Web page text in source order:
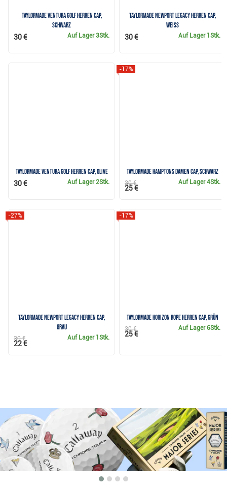
TaylorMade Ventura Golf Herren Cap,
schwarz
Auf Lager3Stk.
30 €
TaylorMade Newport Legacy Herren Cap,
weiss
Auf Lager 1Stk.
30 €
TaylorMade Ventura Golf Herren Cap, olive
Auf Lager 2Stk.
30 €
TaylorMade Hamptons Damen Cap, schwarz
-17%
Auf Lager4Stk.
30 €
25 €
TaylorMade Newport Legacy Herren Cap,
grau
-27%
Auf Lager 1Stk.
30 €
22 €
TaylorMade Horizon Rope Herren Cap, grün
-17%
Auf Lager6Stk.
30 €
25 €